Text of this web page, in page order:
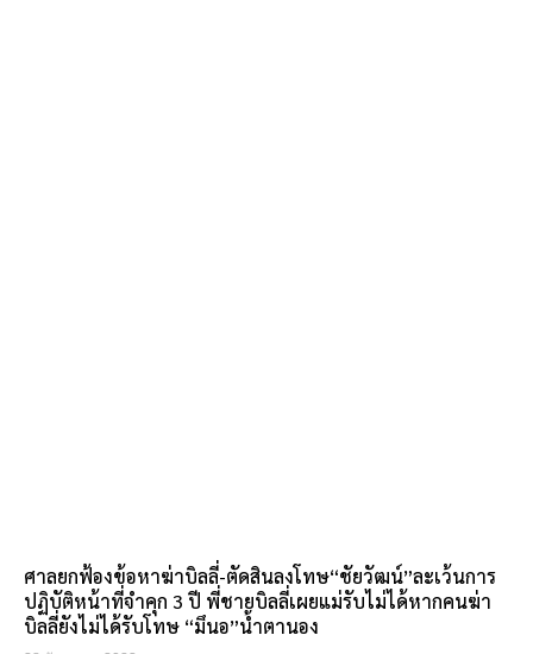
ศาลยกฟ้องข้อหาฆ่าบิลลี่-ตัดสินลงโทษ“ชัยวัฒน์”ละเว้นการ
ปฏิบัติหน้าที่จำคุก 3 ปี พี่ชายบิลลี่เผยแม่รับไม่ได้หากคนฆ่า
บิลลี่ยังไม่ได้รับโทษ “มึนอ”น้ำตานอง